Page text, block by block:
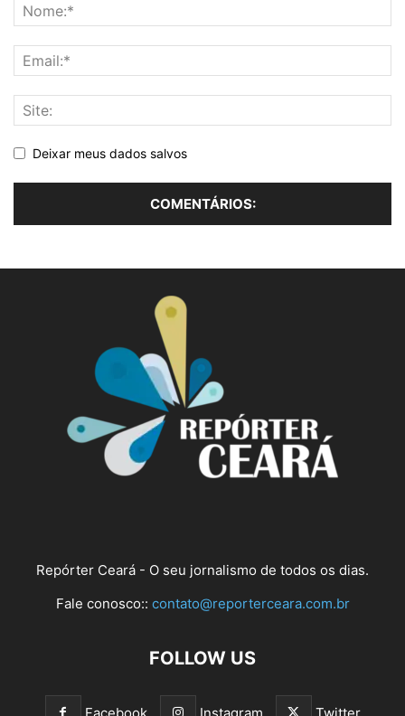
Deixar meus dados salvos
Repórter Ceará - O seu jornalismo de todos os dias.
Fale conosco:: contato@reporterceara.com.br
FOLLOW US